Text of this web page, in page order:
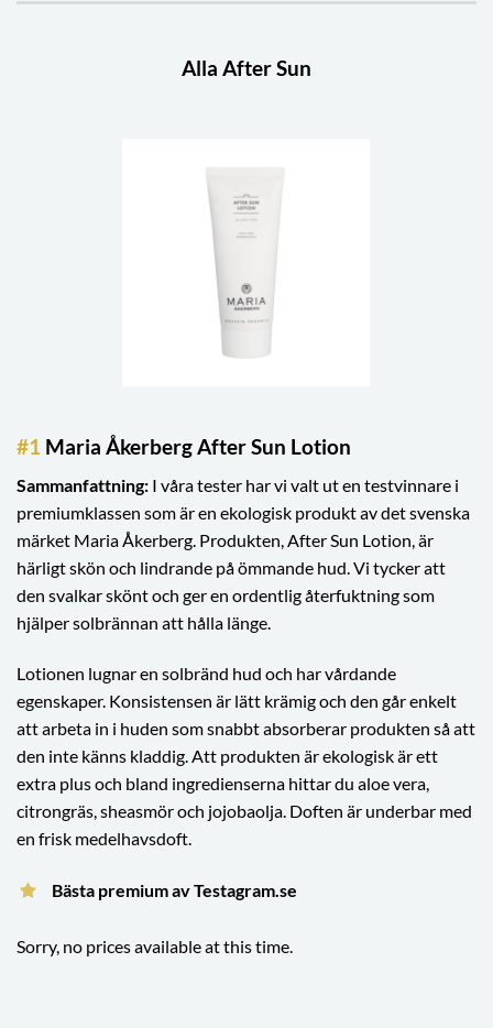
Alla After Sun
#1 Maria Åkerberg After Sun Lotion
Sammanfattning: I våra tester har vi valt ut en testvinnare i
premiumklassen som är en ekologisk produkt av det svenska
märket Maria Åkerberg. Produkten, After Sun Lotion, är
härligt skön och lindrande på ömmande hud. Vi tycker att
den svalkar skönt och ger en ordentlig återfuktning som
hjälper solbrännan att hålla länge.
Lotionen lugnar en solbränd hud och har vårdande
egenskaper. Konsistensen är lätt krämig och den går enkelt
att arbeta in i huden som snabbt absorberar produkten så att
den inte känns kladdig. Att produkten är ekologisk är ett
extra plus och bland ingredienserna hittar du aloe vera,
citrongräs, sheasmör och jojobaolja. Doften är underbar med
en frisk medelhavsdoft.
Bästa premium av Testagram.se
Sorry, no prices available at this time.